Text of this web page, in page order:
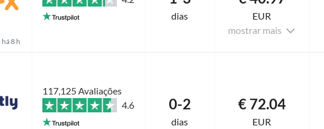
há 8 h
dias
EUR
mostrar mais
117,125 Avaliações
4.6
0-2
dias
€ 72.04
EUR